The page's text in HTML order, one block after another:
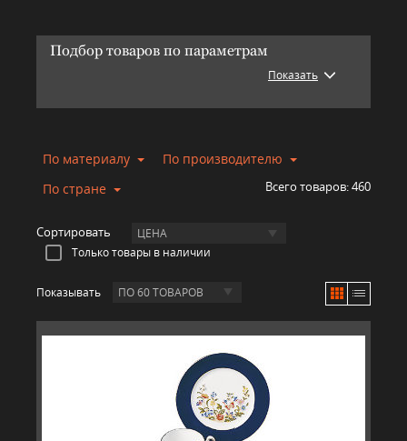
Подбор товаров по параметрам
Показать
По материалу
По производителю
По стране
Всего товаров:460
Сортировать ЦЕНА
Только товары в наличии
Показывать ПО 60 ТОВАРОВ